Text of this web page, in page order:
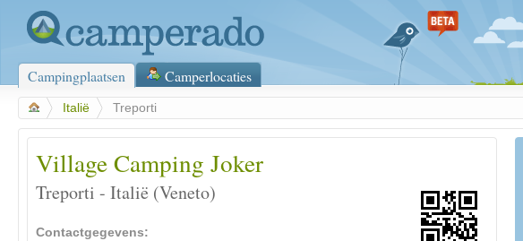
Campingplaatsen Camperlocaties
Italië Treporti
Village Camping Joker
Treporti - Italië (Veneto)
Contactgegevens: